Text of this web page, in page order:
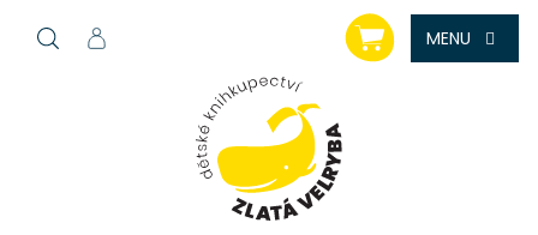
NÁKUPNÍ
KOŠÍK